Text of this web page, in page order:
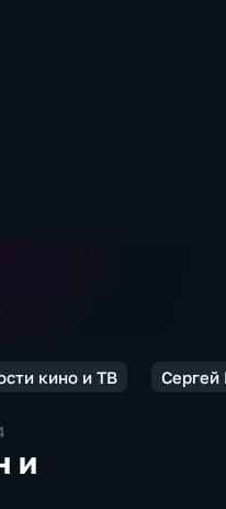
кино и ТВ Сергей
и